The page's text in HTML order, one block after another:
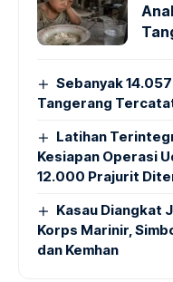
Sebanyak
Tangerang
Latihan
Kesiapan Operasi
12.000 Prajurit
Kasau Diangkat
Korps Marinir,
dan Kemhan